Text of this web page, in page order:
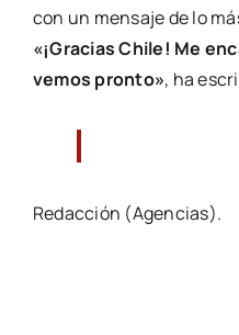
con un mensaje de lo
«¡Gracias Chile! Me
vemos pronto», ha
Redacción (Agencias).